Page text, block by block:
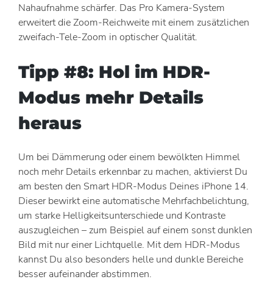
Nahaufnahme schärfer. Das Pro Kamera-System
erweitert die Zoom-Reichweite mit einem zusätzlichen
zweifach-Tele-Zoom in optischer Qualität.
Tipp #8: Hol im HDR-
Modus mehr Details
heraus
Um bei Dämmerung oder einem bewölkten Himmel
noch mehr Details erkennbar zu machen, aktivierst Du
am besten den Smart HDR-Modus Deines iPhone 14.
Dieser bewirkt eine automatische Mehrfachbelichtung,
um starke Helligkeitsunterschiede und Kontraste
auszugleichen – zum Beispiel auf einem sonst dunklen
Bild mit nur einer Lichtquelle. Mit dem HDR-Modus
kannst Du also besonders helle und dunkle Bereiche
besser aufeinander abstimmen.